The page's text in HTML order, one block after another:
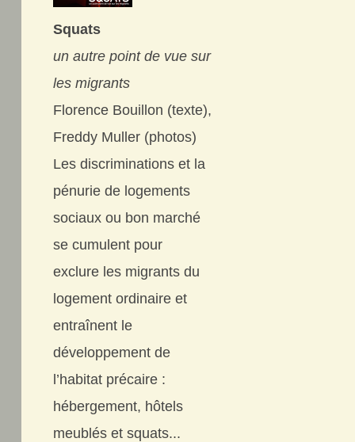
Squats
un autre point de vue sur
les migrants
Florence Bouillon (texte),
Freddy Muller (photos)
Les discriminations et la
pénurie de logements
sociaux ou bon marché
se cumulent pour
exclure les migrants du
logement ordinaire et
entraînent le
développement de
l’habitat précaire :
hébergement, hôtels
meublés et squats...